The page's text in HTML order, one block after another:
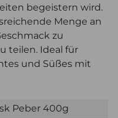
begeistern wird.
Menge an
zu
teilen. Ideal für
und Süßes mit
Peber 400g